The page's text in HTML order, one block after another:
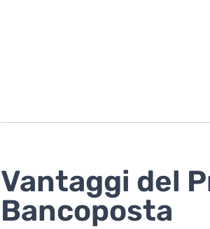
Vantaggi del
Bancoposta